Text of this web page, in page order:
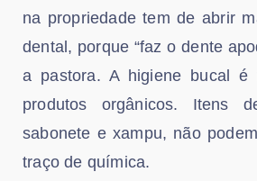
na propriedade tem de abrir
dental, porque “faz o dente
a pastora. A higiene bucal
produtos orgânicos. Itens
sabonete e xampu, não
traço de química.